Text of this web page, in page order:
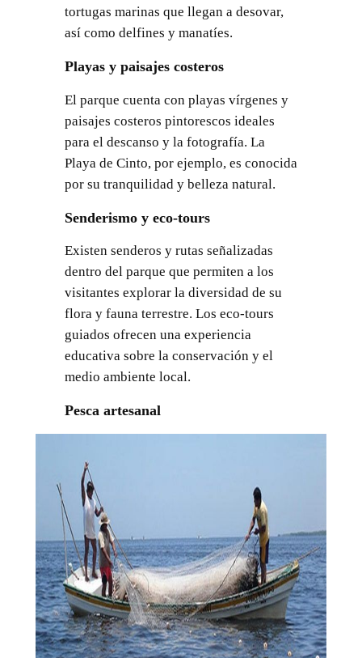
tortugas marinas que llegan a desovar,
así como delfines y manatíes.
Playas y paisajes costeros
El parque cuenta con playas vírgenes y
paisajes costeros pintorescos ideales
para el descanso y la fotografía. La
Playa de Cinto, por ejemplo, es conocida
por su tranquilidad y belleza natural.
Senderismo y eco-tours
Existen senderos y rutas señalizadas
dentro del parque que permiten a los
visitantes explorar la diversidad de su
flora y fauna terrestre. Los eco-tours
guiados ofrecen una experiencia
educativa sobre la conservación y el
medio ambiente local.
Pesca artesanal